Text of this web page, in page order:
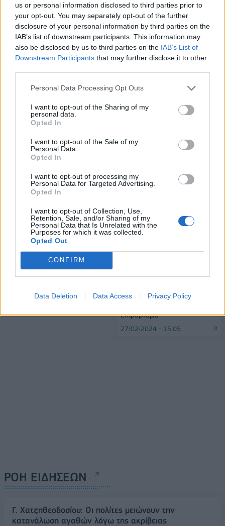
us or personal information disclosed to third parties prior to
your opt-out. You may separately opt-out of the further
disclosure of your personal information by third parties on the
IAB’s list of downstream participants. This information may
also be disclosed by us to third parties on the IAB’s List of
Downstream Participants that may further disclose it to other
Personal Data Processing Opt Outs
I want to opt-out of the Sharing of my
personal data.
Opted In
I want to opt-out of the Sale of my
Personal Data.
Opted In
I want to opt-out of processing my
Personal Data for Targeted Advertising.
Opted In
I want to opt-out of Collection, Use,
Retention, Sale, and/or Sharing of my
Personal Data that Is Unrelated with the
Purposes for which it was collected.
Opted Out
CONFIRM
Data Deletion Data Access Privacy Policy
VW: Η δύσκολη εξίσωση της
αναδιάρθρωσης
Alpha Bank: Για πρώτη φορά το
Αρχαίο Θέατρο Επιδαύρου
άνοιξε τις πύλες του σε όλους
ESG Report 2025: Πώς η ΑΒ Βασιλόπουλος μετατρέπει τη
βιωσιμότητα σε καθημερινή πράξη
Stoiximan: «Πού ήσουν;» στις μεγάλες στιγμές του Ολυμπιακού
ΠΕΡΙΣΣΌΤΕΡΑ ΣΕ ΑΥΤΉ ΤΗΝ ΚΑΤΗΓΟΡΊΑ
Γαλλία: Απώλειες εσόδων
του Άιφελ
δημοσιογράφων και
εκφοβισμό
27/02/2024 - 15:05
ΡΟΗ ΕΙΔΗΣΕΩΝ
Γ. Χατζηθεοδοσίου: Οι πολίτες μειώνουν την
κατανάλωση αγαθών λόγω της ακρίβειας